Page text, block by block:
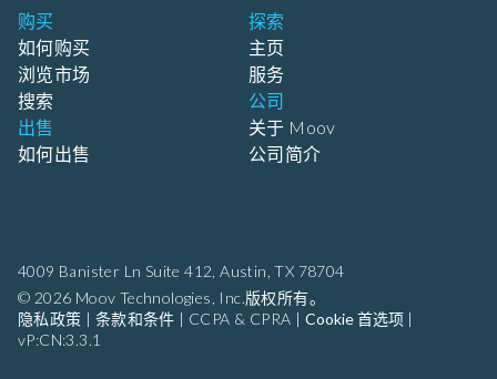
4009 Banister Ln Suite 412, Austin, TX 78704
© 2026 Moov Technologies, Inc.版权所有。
隐私政策 | 条款和条件 | CCPA & CPRA | Cookie 首选项|
vP:CN:3.3.1
购买
如何购买
浏览市场
搜索
出售
如何出售
探索
主页
服务
公司
关于 Moov
公司简介